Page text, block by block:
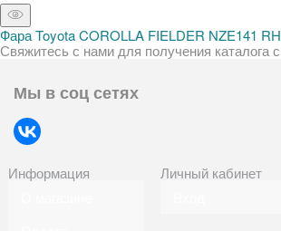
Фара Toyota COROLLA FIELDER NZE141 RH
Свяжитесь с нами для получения каталога
Мы в соц сетях
Информация
Личный кабинет